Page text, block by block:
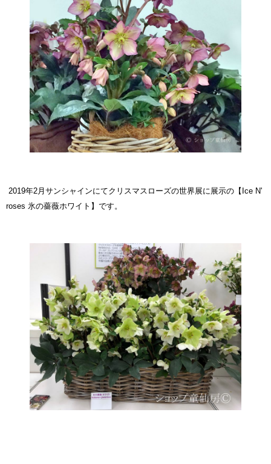
2019年2月サンシャインにてクリスマスローズの世界展に展示の 【Ice N'
roses 氷の薔薇ホワイト】 です。